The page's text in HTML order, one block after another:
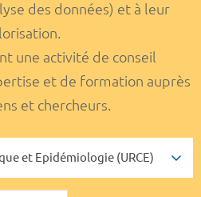
des données) et à leur
une activité de conseil
et de formation auprès
et chercheurs.